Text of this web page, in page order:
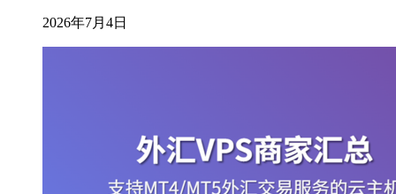
2026年7月4日